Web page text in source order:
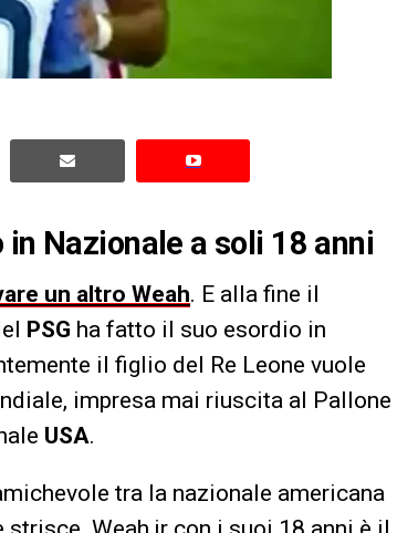
Nazionale a soli 18 anni
un altro Weah. E alla fine il
PSG ha fatto il suo esordio in
il figlio del Re Leone vuole
impresa mai riuscita al Pallone
USA.
tra la nazionale americana